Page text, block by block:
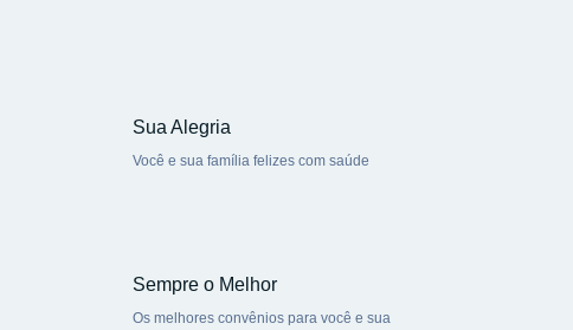
Sua Alegria
Você e sua família felizes com saúde
Sempre o Melhor
Os melhores convênios para você e sua